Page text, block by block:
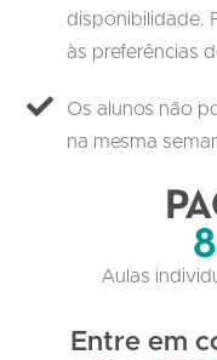
disponibilidade.
às preferências
Os alunos não
na mesma
Aulas
Entre em